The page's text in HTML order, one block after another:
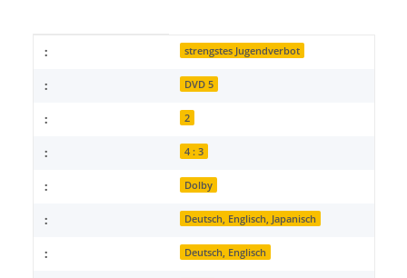
: strengstes Jugendverbot
: DVD 5
: 2
: 4 : 3
: Dolby
: Deutsch, Englisch, Japanisch
: Deutsch, Englisch